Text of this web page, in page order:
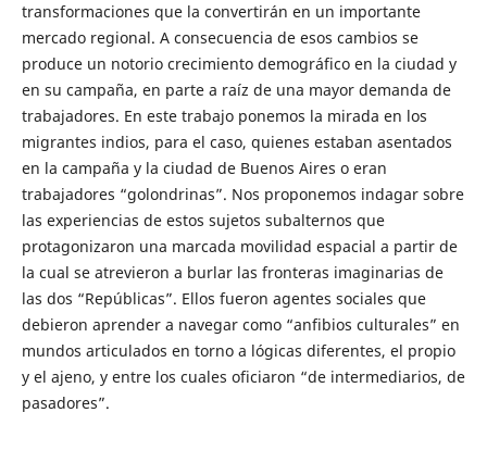
transformaciones que la convertirán en un importante
mercado regional. A consecuencia de esos cambios se
produce un notorio crecimiento demográfico en la ciudad y
en su campaña, en parte a raíz de una mayor demanda de
trabajadores. En este trabajo ponemos la mirada en los
migrantes indios, para el caso, quienes estaban asentados
en la campaña y la ciudad de Buenos Aires o eran
trabajadores “golondrinas”. Nos proponemos indagar sobre
las experiencias de estos sujetos subalternos que
protagonizaron una marcada movilidad espacial a partir de
la cual se atrevieron a burlar las fronteras imaginarias de
las dos “Repúblicas”. Ellos fueron agentes sociales que
debieron aprender a navegar como “anfibios culturales” en
mundos articulados en torno a lógicas diferentes, el propio
y el ajeno, y entre los cuales oficiaron “de intermediarios, de
pasadores”.